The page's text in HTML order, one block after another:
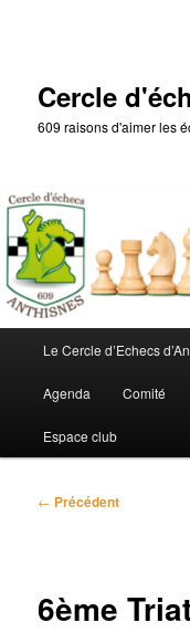
Cercle
609 raisons d'aimer les
principal
Le Cercle d’Echecs
Agenda Comité
Espace club
Navigation
← Précédent
6ème